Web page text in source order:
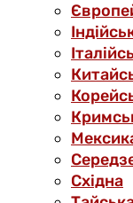
Східна